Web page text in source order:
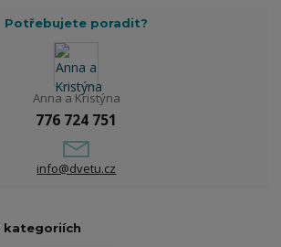
Potřebujete poradit?
Anna a Kristýna
776 724 751
info@dvetu.cz
kategoriích